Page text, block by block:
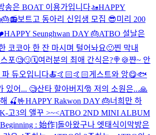
송은 BOAT 이용가입니다🚤HAPPY
보트고 동아리 신입생 모집 😎미리 200
HAPPY Seunghwan DAY 🎂ATBO 설날은
코코아 한 잔 마시며 털어놔요🙂찐 막내
포🧐😏🗓️여러분의 최애 간식은?🍭🍪쨘~ 안
파 듀오입니다🍝🤙🏻🤙🏻게스트와 앙😋🐟
있어... 🧐산타 할아버지🎅 저의 소원은...🙏
🍒🤟HAPPY Rakwon DAY 🎂너희만 하
K-고3의 앨꾸 >~<ATBO 2ND MINI ALBUM
: 始作]돌아왔구나 엣태식이 막방은